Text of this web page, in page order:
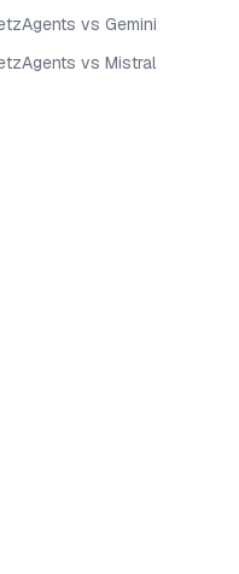
vs Gemini
vs Mistral